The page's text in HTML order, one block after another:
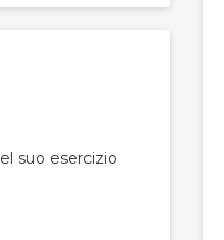
suo esercizio